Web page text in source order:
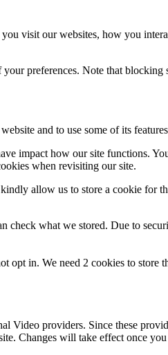
visit our websites, how you
preferences. Note that
and to use some of its
impact how our site functions.
when revisiting our site.
allow us to store a cookie for
what we stored. Due to
opt in. We need 2 cookies to
Video providers. Since these
Changes will take effect once